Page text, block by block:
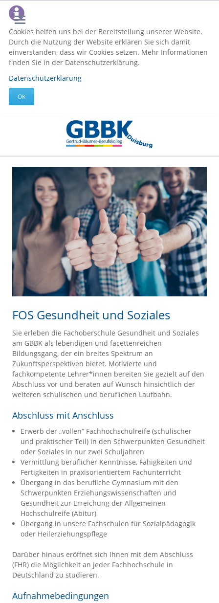
Cookies helfen uns bei der Bereitstellung unserer Website.
Durch die Nutzung der Website erklären Sie sich damit
einverstanden, dass wir Cookies setzen. Mehr Informationen
finden Sie in der Datenschutzerklärung.
Datenschutzerklärung
OK
FOS Gesundheit und Soziales
Sie erleben die Fachoberschule Gesundheit und Soziales
am GBBK als lebendigen und facettenreichen
Bildungsgang, der ein breites Spektrum an
Zukunftsperspektiven bietet. Motivierte und
fachkompetente Lehrer*innen bereiten Sie gezielt auf den
Abschluss vor und beraten auf Wunsch hinsichtlich der
weiteren schulischen und beruflichen Laufbahn.
Abschluss mit Anschluss
Erwerb der „vollen“ Fachhochschulreife (schulischer
und praktischer Teil) in den Schwerpunkten Gesundheit
oder Soziales in nur zwei Schuljahren
Vermittlung beruflicher Kenntnisse, Fähigkeiten und
Fertigkeiten in praxisorientiertem Fachunterricht
Übergang in das berufliche Gymnasium mit den
Schwerpunkten Erziehungswissenschaften und
Gesundheit zur Erreichung der Allgemeinen
Hochschulreife (Abitur)
Übergang in unsere Fachschulen für Sozialpädagogik
oder Heilerziehungspflege
Darüber hinaus eröffnet sich Ihnen mit dem Abschluss
(FHR) die Möglichkeit an jeder Fachhochschule in
Deutschland zu studieren.
Aufnahmebedingungen